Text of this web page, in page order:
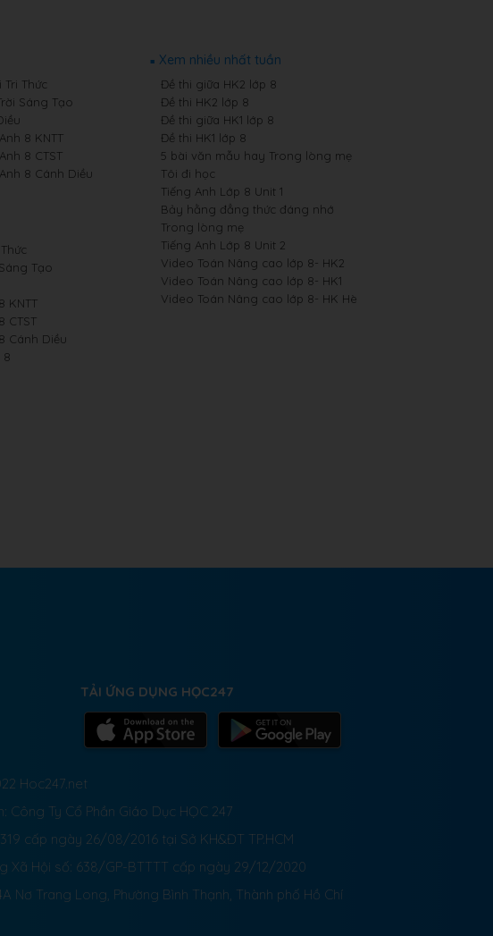
Thức
Sáng Tạo
8 KNTT
8 CTST
8 Cánh Diều
Tạo
KNTT
CTST
Cánh Diều
8
Xem nhiều nhất tuần
Đề thi giữa HK2 lớp 8
Đề thi HK2 lớp 8
Đề thi giữa HK1 lớp 8
Đề thi HK1 lớp 8
5 bài văn mẫu hay Trong lòng mẹ
Tôi đi học
Tiếng Anh Lớp 8 Unit 1
Bảy hằng đẳng thức đáng nhớ
Trong lòng mẹ
Tiếng Anh Lớp 8 Unit 2
Video Toán Nâng cao lớp 8- HK2
Video Toán Nâng cao lớp 8- HK1
Video Toán Nâng cao lớp 8- HK Hè
TẢI ỨNG DỤNG HỌC247
Hoc247.net
Công Ty Cổ Phần Giáo Dục HỌC 247
cấp ngày 26/08/2016 tại Sở KH&ĐT TP.HCM
Xã Hội số: 638/GP-BTTTT cấp ngày 29/12/2020
Nơ Trang Long, Phường Bình Thạnh, Thành phố Hồ Chí